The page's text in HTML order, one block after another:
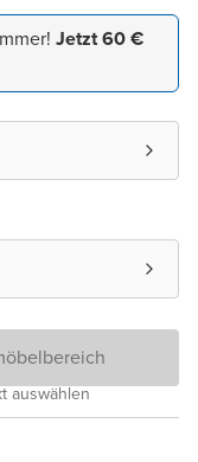
Jetzt 60 €
auswählen